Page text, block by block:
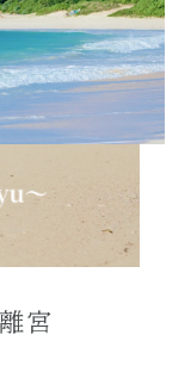
宮